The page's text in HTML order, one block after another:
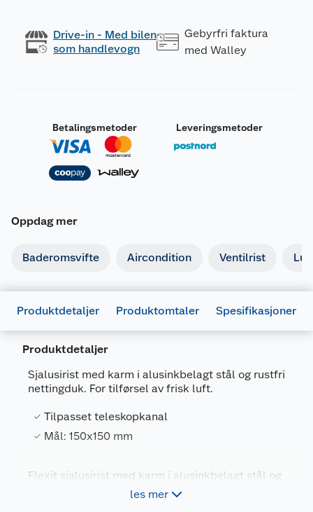
Drive-in - Med bilen
som handlevogn
Gebyrfri faktura
med Walley
Betalingsmetoder Leveringsmetoder
Oppdag mer
Baderomsvifte Aircondition Ventilrist
Produktdetaljer Produktomtaler Spesifikasjoner
Produktdetaljer
Sjalusirist med karm i alusinkbelagt stål og rustfri
nettingduk. For tilførsel av frisk luft.
Tilpasset teleskopkanal
Mål: 150x150 mm
Flexit sjalusirist med karm i alusinkbelagt stål og
rustfri nettingduk. For tilførsel av frisk luft.
les mer
Generelt
Artikkelnummer
Leverandørens artikkelnummer